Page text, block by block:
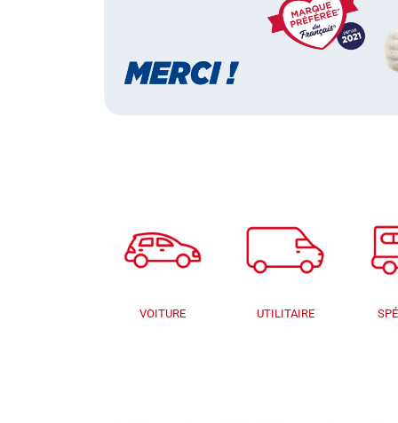
VOITURE UTILITAIRE